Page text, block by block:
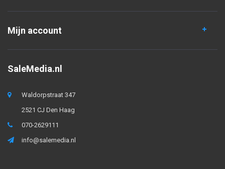
Mijn account
SaleMedia.nl
Waldorpstraat 347
2521 CJ Den Haag
070-2629111
info@salemedia.nl